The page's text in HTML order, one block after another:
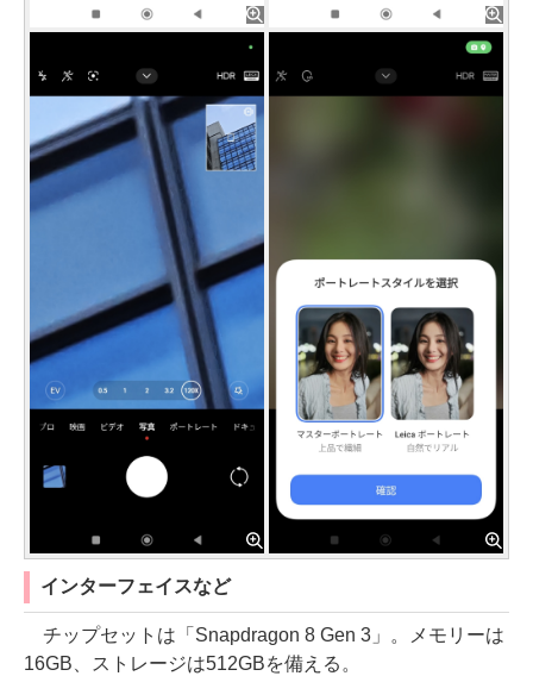
インターフェイスなど
チップセットは「Snapdragon 8 Gen 3」。メモリーは
16GB、ストレージは512GBを備える。